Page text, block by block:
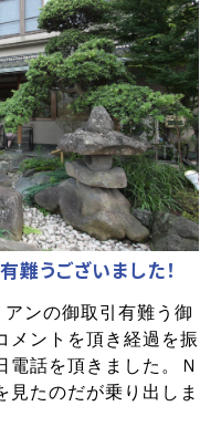
うございました！
アンの御取引有難う御
メントを頂き経過を振
電話を頂きました。Ｎ
見たのだが乗り出しま